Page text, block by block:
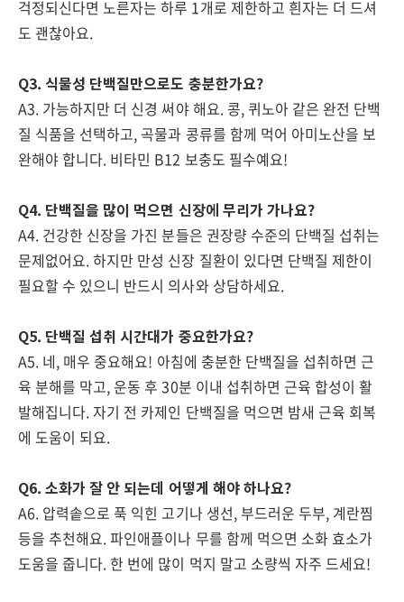
걱정되신다면 노른자는 하루 1개로 제한하고 흰자는 더 드셔
도 괜찮아요.
Q3. 식물성 단백질만으로도 충분한가요?
A3. 가능하지만 더 신경 써야 해요. 콩, 퀴노아 같은 완전 단백
질 식품을 선택하고, 곡물과 콩류를 함께 먹어 아미노산을 보
완해야 합니다. 비타민 B12 보충도 필수예요!
Q4. 단백질을 많이 먹으면 신장에 무리가 가나요?
A4. 건강한 신장을 가진 분들은 권장량 수준의 단백질 섭취는
문제없어요. 하지만 만성 신장 질환이 있다면 단백질 제한이
필요할 수 있으니 반드시 의사와 상담하세요.
Q5. 단백질 섭취 시간대가 중요한가요?
A5. 네, 매우 중요해요! 아침에 충분한 단백질을 섭취하면 근
육 분해를 막고, 운동 후 30분 이내 섭취하면 근육 합성이 활
발해집니다. 자기 전 카제인 단백질을 먹으면 밤새 근육 회복
에 도움이 되요.
Q6. 소화가 잘 안 되는데 어떻게 해야 하나요?
A6. 압력솥으로 푹 익힌 고기나 생선, 부드러운 두부, 계란찜
등을 추천해요. 파인애플이나 무를 함께 먹으면 소화 효소가
도움을 줍니다. 한 번에 많이 먹지 말고 소량씩 자주 드세요!